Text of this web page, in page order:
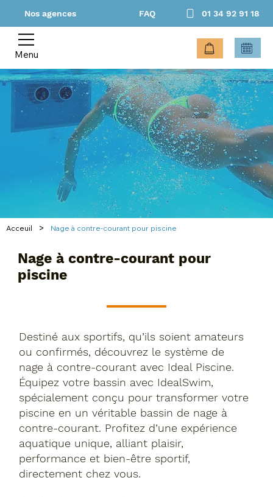
Nos agences FAQ 01 34 92 91 18
Menu
Acceuil > Nage à contre-courant pour piscine
Nage à contre-courant pour
piscine
Destiné aux sportifs, qu’ils soient amateurs
ou confirmés, découvrez le système de
nage à contre-courant avec Ideal Piscine.
Équipez votre bassin avec IdealSwim,
spécialement conçu pour transformer votre
piscine en un véritable bassin de nage à
contre-courant. Profitez d’une expérience
aquatique unique, alliant plaisir,
performance et bien-être sportif,
directement chez vous.